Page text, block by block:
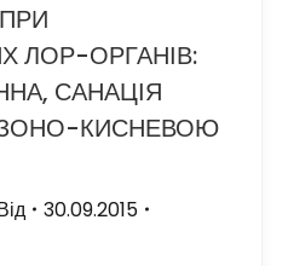
ЛОР-ОРГАНІВ:
САНАЦІЯ
КИСНЕВОЮ
30.09.2015